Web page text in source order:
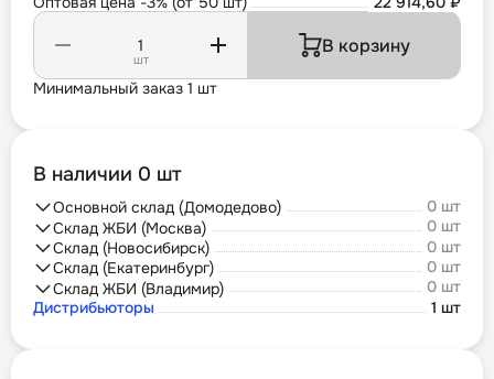
шт
В корзину
Минимальный заказ 1 шт
В наличии 0 шт
Основной склад (Домодедово)
0 шт
Склад ЖБИ (Москва)
0 шт
Склад (Новосибирск)
0 шт
Склад (Екатеринбург)
0 шт
Склад ЖБИ (Владимир)
0 шт
Дистрибьюторы
1 шт